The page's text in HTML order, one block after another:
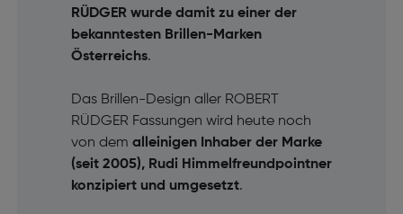
RÜDGER wurde damit zu einer der
bekanntesten Brillen-Marken
Österreichs.
Das Brillen-Design aller ROBERT
RÜDGER Fassungen wird heute noch
von dem alleinigen Inhaber der Marke
(seit 2005), Rudi Himmelfreundpointner
konzipiert und umgesetzt.